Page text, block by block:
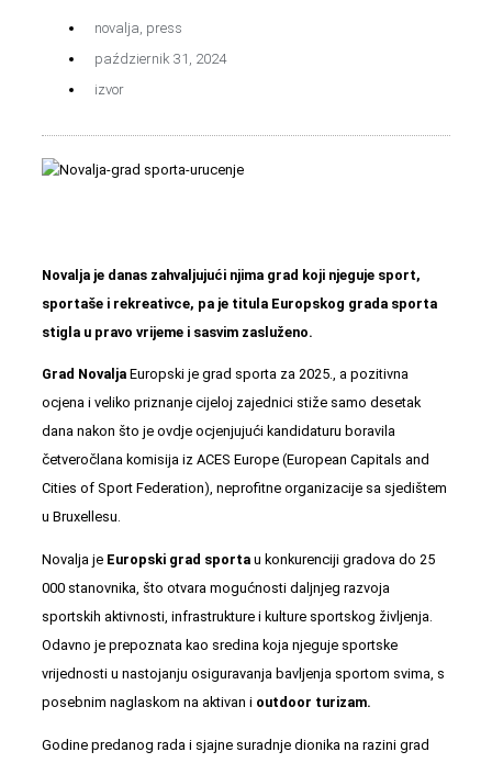
novalja, press
październik 31, 2024
izvor
Novalja je danas zahvaljujući njima grad koji njeguje sport,
sportaše i rekreativce, pa je titula Europskog grada sporta
stigla u pravo vrijeme i sasvim zasluženo.
Grad Novalja Europski je grad sporta za 2025., a pozitivna
ocjena i veliko priznanje cijeloj zajednici stiže samo desetak
dana nakon što je ovdje ocjenjujući kandidaturu boravila
četveročlana komisija iz ACES Europe (European Capitals and
Cities of Sport Federation), neprofitne organizacije sa sjedištem
u Bruxellesu.
Novalja je Europski grad sporta u konkurenciji gradova do 25
000 stanovnika, što otvara mogućnosti daljnjeg razvoja
sportskih aktivnosti, infrastrukture i kulture sportskog življenja.
Odavno je prepoznata kao sredina koja njeguje sportske
vrijednosti u nastojanju osiguravanja bavljenja sportom svima, s
posebnim naglaskom na aktivan i outdoor turizam.
Godine predanog rada i sjajne suradnje dionika na razini grad